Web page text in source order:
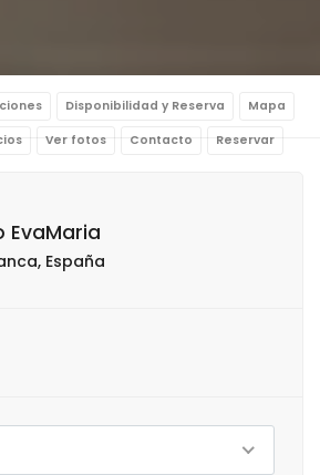
Disponibilidad y Reserva Mapa
Ver fotos Contacto Reservar
España